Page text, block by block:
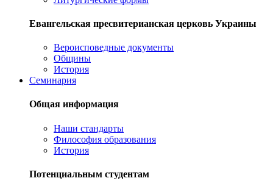
Евангельская пресвитерианская церковь Украины
Вероисповедные документы
Общины
История
Семинария
Общая информация
Наши стандарты
Философия образования
История
Потенциальным студентам